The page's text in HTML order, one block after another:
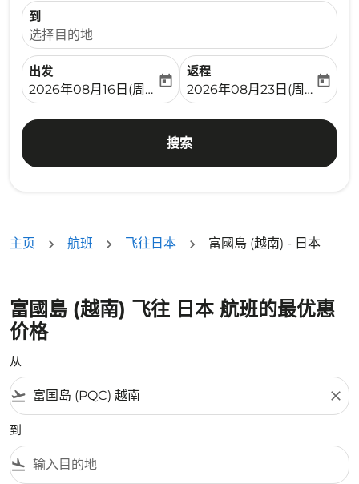
到
选择目的地
出发
fc-booking-departure-date-aria-label
2026年08月16日(周日)
today
返程
fc-booking-return-date-
2026年08月23日(周日)
today
搜索
主页 航班 飞往日本 富國島 (越南) - 日本
富國島 (越南) 飞往 日本 航班的最优惠
价格
从
flight_takeoff close
到
flight_land